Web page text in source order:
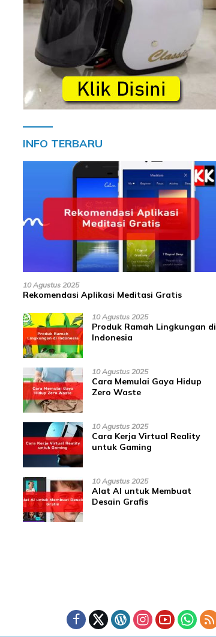
INFO TERBARU
10 Agustus 2025
Rekomendasi Aplikasi Meditasi Gratis
10 Agustus 2025
Produk Ramah Lingkungan di
Indonesia
10 Agustus 2025
Cara Memulai Gaya Hidup
Zero Waste
10 Agustus 2025
Cara Kerja Virtual Reality
untuk Gaming
10 Agustus 2025
Alat AI untuk Membuat
Desain Grafis